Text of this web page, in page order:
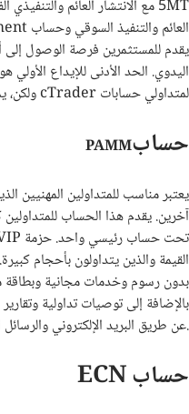
MT
العائم والتنفيذ السوقي وحساب
يقدم للمستثمرين فرصة الوصول
اليدوي. الحد الأدنى للإيداع الأولي هو 500$ لمتداولي منصة
لمتداولي حسابات cTrader ولكن، يمكنك أن تودع مبلغ 100$ في كل مرة.
حسابPAMM
يعتبر مناسب للمتداولين المهنيين
آخرين. يقدم هذا الحساب
بدون رسوم وخدمات
بالإضافة إلى توصيات تداولية
عن طريق البريد الإلكتروني والرسائل النصية القصيرة.
حساب ECN